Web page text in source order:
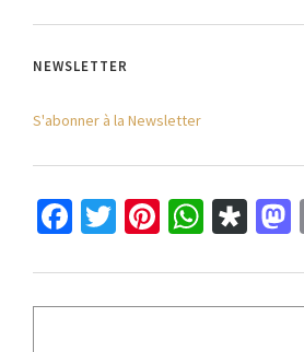
NEWSLETTER
S'abonner à la Newsletter
Facebook
Twitter
Pinterest